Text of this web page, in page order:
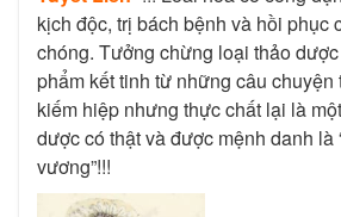
kịch độc, trị bách bệnh và hồi phục
chóng. Tưởng chừng loại thảo
phẩm kết tinh từ những câu chuyện
kiếm hiệp nhưng thực chất lại là
dược có thật và được mệnh danh là
vương”!!!